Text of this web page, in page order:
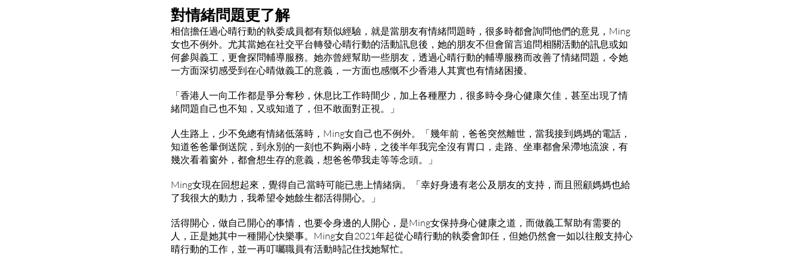
對情緒問題更了解
相信擔任過心晴行動的執委成員都有類似經驗，就是當朋友有情緒問題時，很多時都會詢問他們的意見，Ming
女也不例外。尤其當她在社交平台轉發心晴行動的活動訊息後，她的朋友不但會留言追問相關活動的訊息或如
何參與義工，更會探問輔導服務。她亦曾經幫助一些朋友，透過心晴行動的輔導服務而改善了情緒問題，令她
一方面深切感受到在心晴做義工的意義，一方面也感慨不少香港人其實也有情緒困擾。
「香港人一向工作都是爭分奪秒，休息比工作時間少，加上各種壓力，很多時令身心健康欠佳，甚至出現了情
緒問題自己也不知，又或知道了，但不敢面對正視。」
人生路上，少不免總有情緒低落時，Ming女自己也不例外。「幾年前，爸爸突然離世，當我接到媽媽的電話，
知道爸爸暈倒送院，到永別的一刻也不夠兩小時，之後半年我完全沒有胃口，走路、坐車都會呆滯地流淚，有
幾次看着窗外，都會想生存的意義，想爸爸帶我走等等念頭。」
Ming女現在回想起來，覺得自己當時可能已患上情緒病。「幸好身邊有老公及朋友的支持，而且照顧媽媽也給
了我很大的動力，我希望令她餘生都活得開心。」
活得開心，做自己開心的事情，也要令身邊的人開心，是Ming女保持身心健康之道，而做義工幫助有需要的
人，正是她其中一種開心快樂事。Ming女自2021年起從心晴行動的執委會卸任，但她仍然會一如以往般支持心
晴行動的工作，並一再叮囑職員有活動時記住找她幫忙。